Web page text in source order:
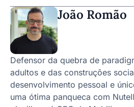
João Romão
Defensor da quebra de
adultos e das construções
desenvolvimento pessoal e
uma ótima panqueca com